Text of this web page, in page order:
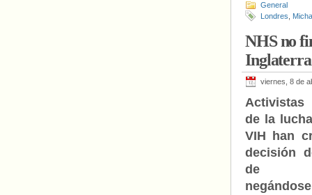
General
Londres
NHS no
Inglaterra
viernes, 8 de
de la
VIH han
decisión
de